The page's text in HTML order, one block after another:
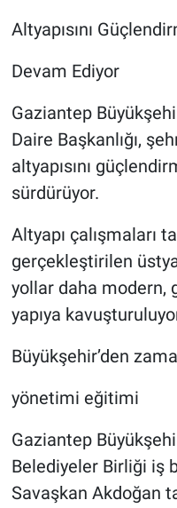
Altyapısını
Devam Ediyor
Gaziantep
Daire Başkanlığı,
altyapısını
sürdürüyor.
Altyapı çalışmaları
gerçekleştirilen
yollar daha modern,
yapıya
Büyükşehir’den
yönetimi eğitimi
Gaziantep
Belediyeler Birliği iş
Savaşkan Akdoğan